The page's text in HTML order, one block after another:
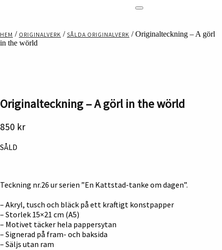
HEM / ORIGINALVERK / SÅLDA ORIGINALVERK / Originalteckning – A görl
in the wörld
Originalteckning – A görl in the wörld
850 kr
SÅLD
Teckning nr.26 ur serien ”En Kattstad-tanke om dagen”.
– Akryl, tusch och bläck på ett kraftigt konstpapper
– Storlek 15×21 cm (A5)
– Motivet täcker hela pappersytan
– Signerad på fram- och baksida
– Säljs utan ram